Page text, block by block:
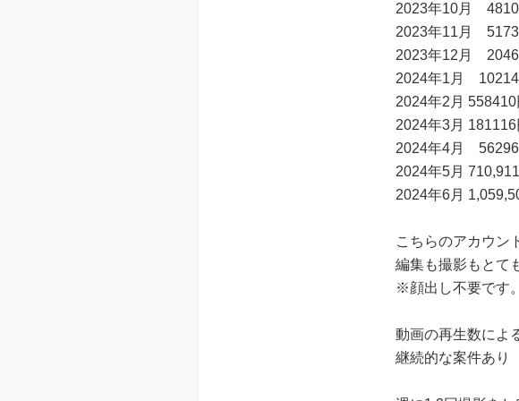
2023年10月
2023年11月
2023年12月
2024年1月
2024年2月 558410
2024年3月 181116
2024年4月
2024年5月
2024年6月
こちらのアカウン
編集も撮影もとて
※顔出し不要です。
動画の再生数によ
継続的な案件あり